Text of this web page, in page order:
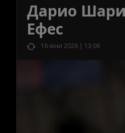
Дарио
Ефес
16 юни 2026 | 13:06